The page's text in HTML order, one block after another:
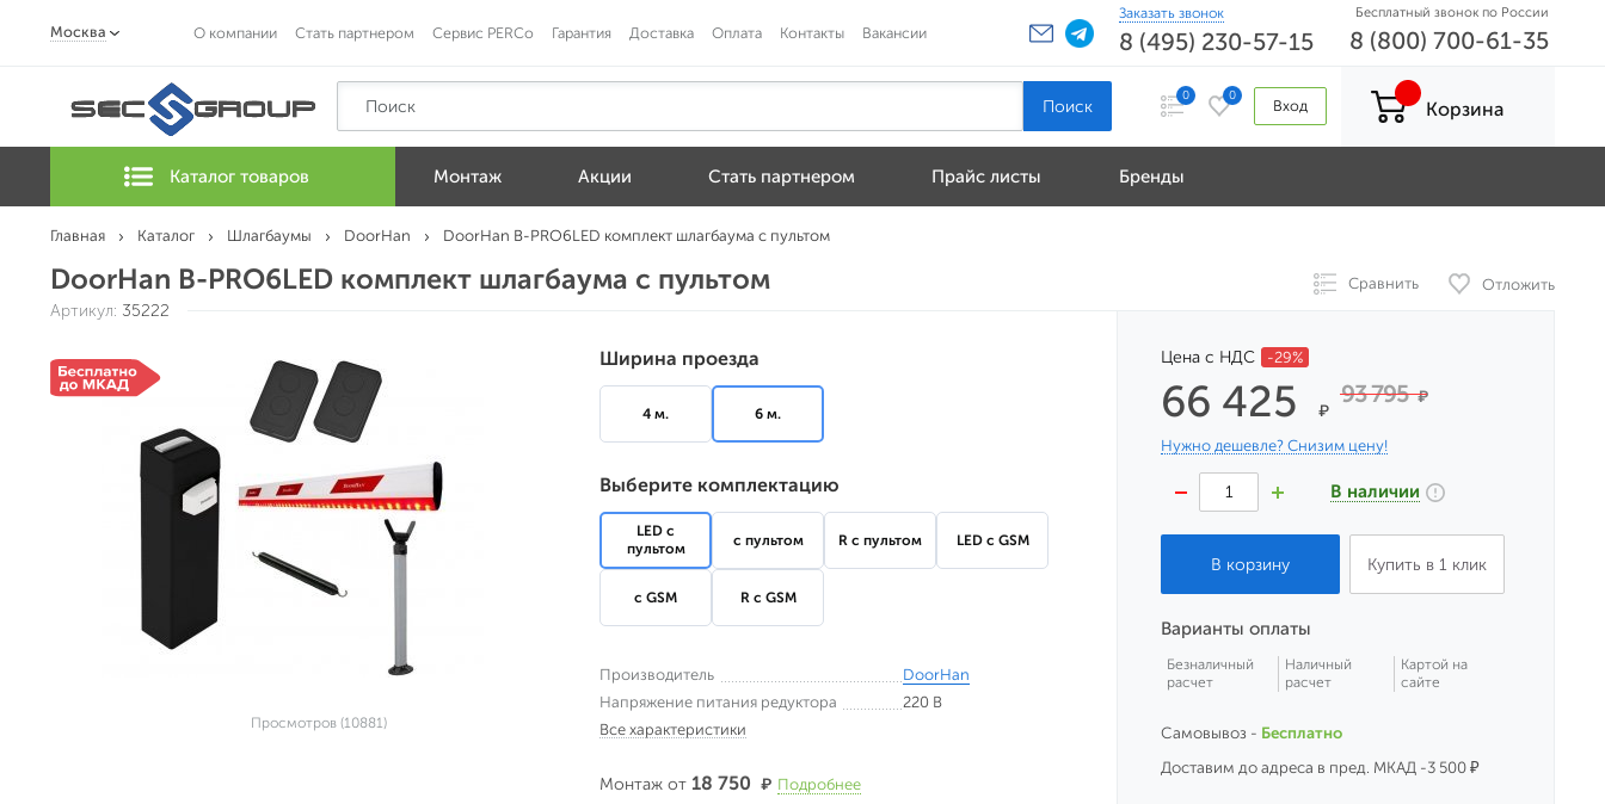
Москва О компании Стать партнером Сервис PERCo Гарантия Доставка Оплата Контакты Вакансии
Заказать звонок
8 (495) 230-57-15
Бесплатный звонок по России
8 (800) 700-61-35
0 0
Вход Корзина
Каталог товаров Монтаж Акции Стать партнером Прайс листы Бренды
Главная Каталог Шлагбаумы DoorHan DoorHan B-PRO6LED комплект шлагбаума с пультом
DoorHan B-PRO6LED комплект шлагбаума с пультом Сравнить Отложить
Артикул: 35222
Просмотров (10881)
Ширина проезда
4 м. 6 м.
Выберите комплектацию
LED с
пультом
с пультом R с пультом LED с GSM
с GSM R с GSM
Производитель
DoorHan
Напряжение питания редуктора
220 В
Все характеристики
Монтаж от 18 750 ₽ Подробнее
Цена с НДС -29%
66 425 ₽
93 795₽
Нужно дешевле? Снизим цену!
В наличии
Купить в 1 клик
Варианты оплаты
Безналичный
расчет
Наличный
расчет
Картой на
сайте
Самовывоз - Бесплатно
Доставим до адреса в пред. МКАД -3 500 ₽